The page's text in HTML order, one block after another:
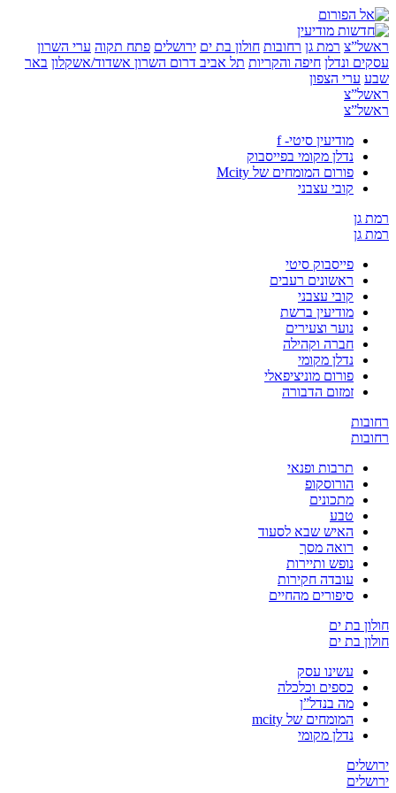
רמת גן רחובות חולון בת ים ירושלים פתח תקוה ערי השרון
ונדלן חיפה והקריות תל אביבדרום השרון אשדוד/אשקלון באר
ערי הצפון
מודיעין סיטי- f
נדלן מקומי בפייסבוק
פורום המומחים של Mcity
קובי עצבני
פייסבוק סיטי
ראשונים רעבים
קובי עצבני
מודיעין ברשת
נוער וצעירים
חברה וקהילה
נדלן מקומי
פורום מוניציפאלי
זמזום הדבורה
תרבות ופנאי
הורוסקופ
מתכונים
טבע
האיש שבא לסעוד
רואה מסך
נופש ותיירות
עובדה חקירות
סיפורים מהחיים
בת ים
בת ים
עשינו עסק
כספים וכלכלה
מה בנדל”ן
המומחים של mcity
נדלן מקומי